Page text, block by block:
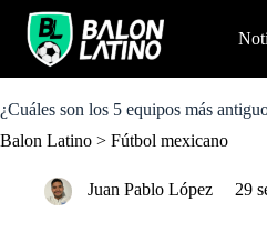
o
o
¿Cuáles son los 5 equipos más
Balon Latino > Fútbol mexicano
Juan Pablo López 29